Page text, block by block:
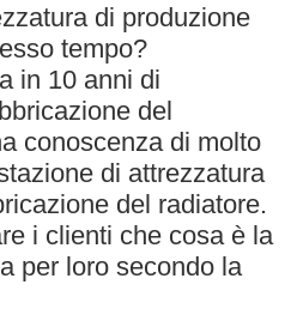
di produzione
tempo?
in 10 anni di
del
conoscenza di molto
di attrezzatura
del radiatore.
i clienti che cosa è la
per loro secondo la